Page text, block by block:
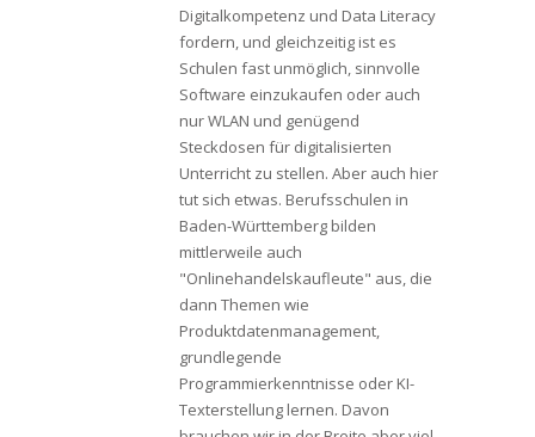
Digitalkompetenz und Data Literacy
fordern, und gleichzeitig ist es
Schulen fast unmöglich, sinnvolle
Software einzukaufen oder auch
nur WLAN und genügend
Steckdosen für digitalisierten
Unterricht zu stellen. Aber auch hier
tut sich etwas. Berufsschulen in
Baden-Württemberg bilden
mittlerweile auch
"Onlinehandelskaufleute" aus, die
dann Themen wie
Produktdatenmanagement,
grundlegende
Programmierkenntnisse oder KI-
Texterstellung lernen. Davon